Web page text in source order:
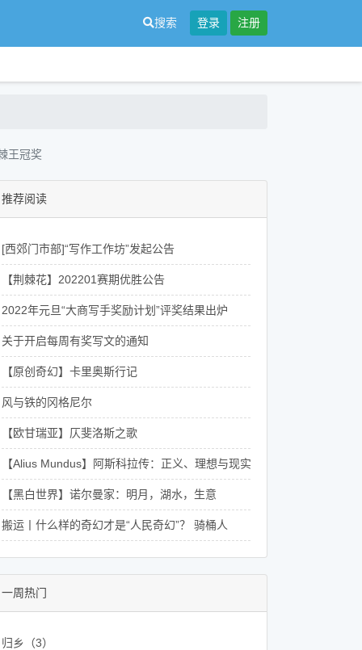
搜索 登录 注册
王冠奖
推荐阅读
[西郊门市部]“写作工作坊”发起公告
【荆棘花】202201赛期优胜公告
2022年元旦“大商写手奖励计划”评奖结果出炉
关于开启每周有奖写文的通知
【原创奇幻】卡里奥斯行记
风与铁的冈格尼尔
【欧甘瑞亚】仄斐洛斯之歌
【Alius Mundus】阿斯科拉传：正义、理想与现实交织的郁兰骑士史话
【黑白世界】诺尔曼家：明月，湖水，生意
搬运丨什么样的奇幻才是“人民奇幻”？ 骑桶人
一周热门
归乡（3）